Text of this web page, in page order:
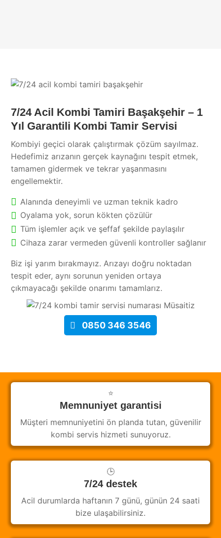
7/24 Acil Kombi Tamiri Başakşehir – 1
Yıl Garantili Kombi Tamir Servisi
Kombiyi geçici olarak çalıştırmak çözüm sayılmaz.
Hedefimiz arızanın gerçek kaynağını tespit etmek,
tamamen gidermek ve tekrar yaşanmasını
engellemektir.
Alanında deneyimli ve uzman teknik kadro
Oyalama yok, sorun kökten çözülür
Tüm işlemler açık ve şeffaf şekilde paylaşılır
Cihaza zarar vermeden güvenli kontroller sağlanır
Biz işi yarım bırakmayız. Arızayı doğru noktadan
tespit eder, aynı sorunun yeniden ortaya
çıkmayacağı şekilde onarımı tamamlarız.
Müsaitiz
0850 346 3546
⭐
Memnuniyet garantisi
Müşteri memnuniyetini ön planda tutan, güvenilir
kombi servis hizmeti sunuyoruz.
🕒
7/24 destek
Acil durumlarda haftanın 7 günü, günün 24 saati
bize ulaşabilirsiniz.